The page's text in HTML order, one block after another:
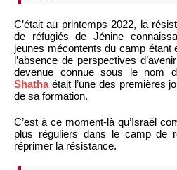
C’était au printemps 2022, la
de réfugiés de Jénine
jeunes mécontents du camp étant
l’absence de perspectives
devenue connue sous le nom
Shathaétait l’une des premières
de sa formation.
C’est à ce moment-là qu’Israël
plus réguliers dans le camp de
réprimer la résistance.